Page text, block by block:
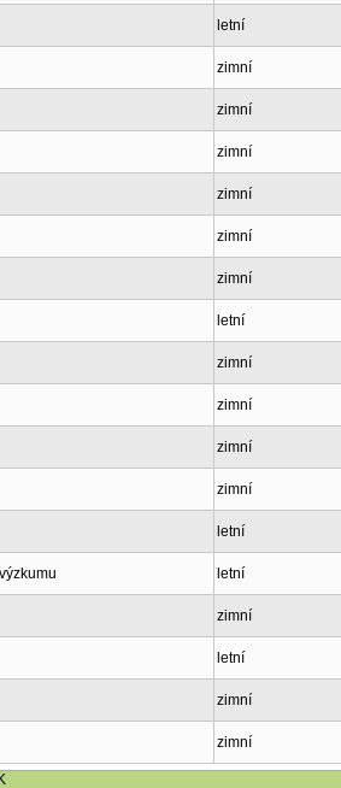
letní
zimní
zimní
zimní
zimní
zimní
zimní
letní
zimní
zimní
zimní
zimní
letní
letní
zimní
letní
zimní
zimní